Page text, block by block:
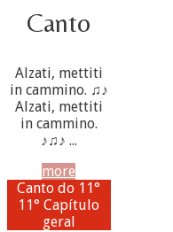
Canto
Alzati, mettiti
in cammino. ♫♪
Alzati, mettiti
in cammino.
♪♫♪ ...
more
Canto do 11°
11° Capítulo
geral